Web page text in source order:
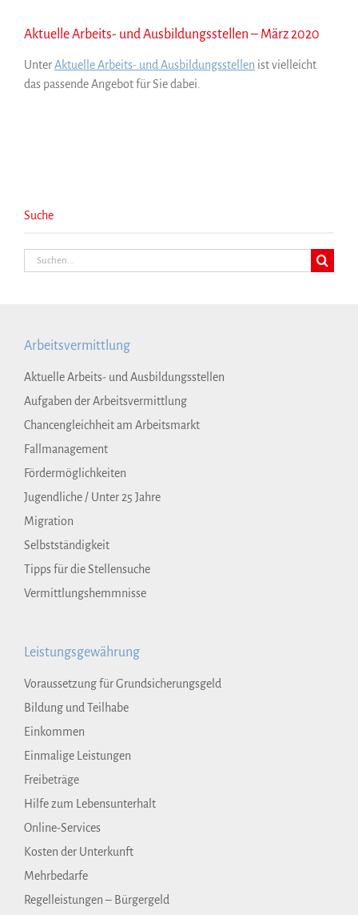
Aktuelle Arbeits- und Ausbildungsstellen – März 2020
UnterAktuelle Arbeits- und Ausbildungsstellen ist vielleicht
das passende Angebot für Sie dabei.
Suche
Suche
Arbeitsvermittlung
Aktuelle Arbeits- und Ausbildungsstellen
Aufgaben der Arbeitsvermittlung
Chancengleichheit am Arbeitsmarkt
Fallmanagement
Fördermöglichkeiten
Jugendliche / Unter 25 Jahre
Migration
Selbstständigkeit
Tipps für die Stellensuche
Vermittlungshemmnisse
Leistungsgewährung
Voraussetzung für Grundsicherungsgeld
Bildung und Teilhabe
Einkommen
Einmalige Leistungen
Freibeträge
Hilfe zum Lebensunterhalt
Online-Services
Kosten der Unterkunft
Mehrbedarfe
Regelleistungen – Bürgergeld